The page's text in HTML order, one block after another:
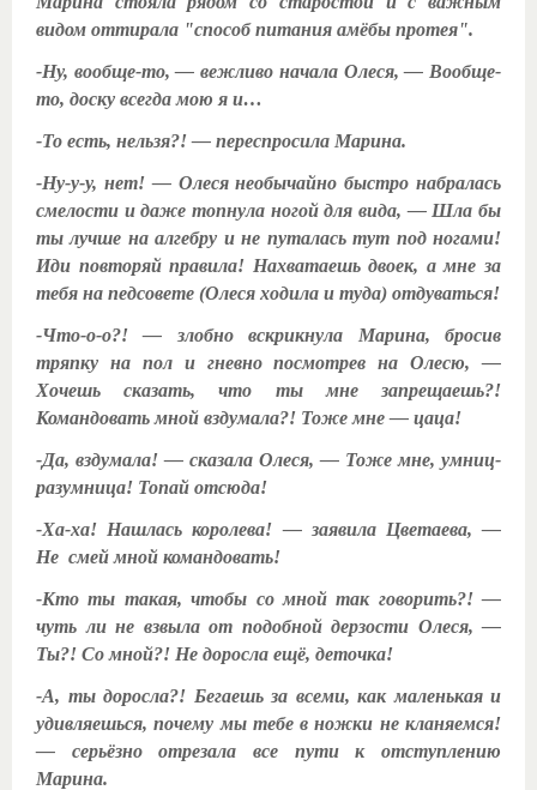
видом оттирала "способ питания амёбы протея".
-Ну, вообще-то, — вежливо начала Олеся, — Вообще-
то, доску всегда мою я и…
-То есть, нельзя?! — переспросила Марина.
-Ну-у-у, нет! — Олеся необычайно быстро набралась
смелости и даже топнула ногой для вида, — Шла бы
ты лучше на алгебру и не путалась тут под ногами!
Иди повторяй правила! Нахватаешь двоек, а мне за
тебя на педсовете (Олеся ходила и туда) отдуваться!
-Что-о-о?! — злобно вскрикнула Марина, бросив
тряпку на пол и гневно посмотрев на Олесю, —
Хочешь сказать, что ты мне запрещаешь?!
Командовать мной вздумала?! Тоже мне — цаца!
-Да, вздумала! — сказала Олеся, — Тоже мне, умниц-
разумница! Топай отсюда!
-Ха-ха! Нашлась королева! — заявила Цветаева, —
Не смей мной командовать!
-Кто ты такая, чтобы со мной так говорить?! —
чуть ли не взвыла от подобной дерзости Олеся, —
Ты?! Со мной?! Не доросла ещё, деточка!
-А, ты доросла?! Бегаешь за всеми, как маленькая и
удивляешься, почему мы тебе в ножки не кланяемся!
— серьёзно отрезала все пути к отступлению
Марина.